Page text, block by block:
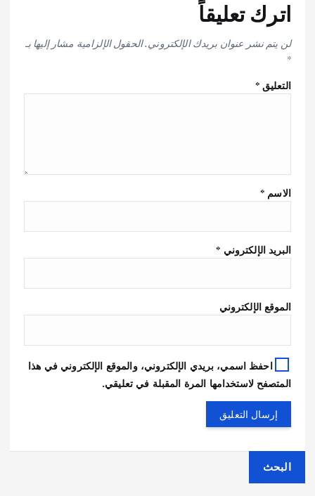
اترك تعليقاً
لن يتم نشر عنوان بريدك الإلكتروني.الحقول الإلزامية مشار إليها بـ
*
التعليق*
الاسم *
البريد الإلكتروني *
الموقع الإلكتروني
احفظ اسمي، بريدي الإلكتروني، والموقع الإلكتروني في هذا
المتصفح لاستخدامها المرة المقبلة في تعليقي.
البحث